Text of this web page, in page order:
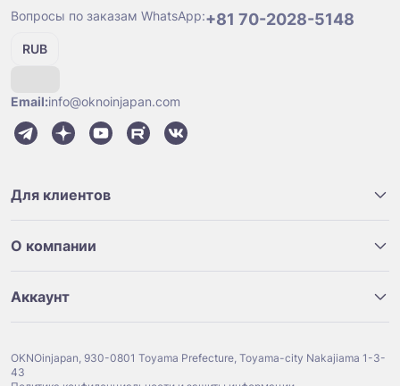
Вопросы по заказам WhatsApp:+81 70-2028-5148
RUB
Email:info@oknoinjapan.com
Для клиентов
О компании
Аккаунт
OKNOinjapan, 930-0801 Toyama Prefecture, Toyama-city Nakajiama 1-3-
43